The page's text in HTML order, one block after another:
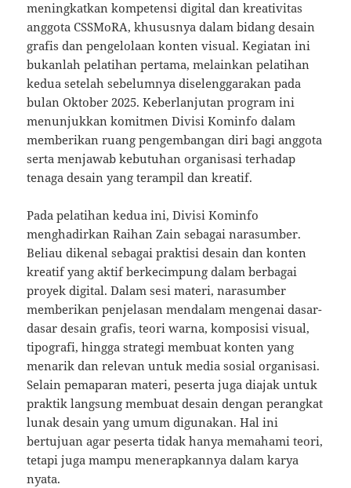
meningkatkan kompetensi digital dan kreativitas
anggota CSSMoRA, khususnya dalam bidang desain
grafis dan pengelolaan konten visual. Kegiatan ini
bukanlah pelatihan pertama, melainkan pelatihan
kedua setelah sebelumnya diselenggarakan pada
bulan Oktober 2025. Keberlanjutan program ini
menunjukkan komitmen Divisi Kominfo dalam
memberikan ruang pengembangan diri bagi anggota
serta menjawab kebutuhan organisasi terhadap
tenaga desain yang terampil dan kreatif.
Pada pelatihan kedua ini, Divisi Kominfo
menghadirkan Raihan Zain sebagai narasumber.
Beliau dikenal sebagai praktisi desain dan konten
kreatif yang aktif berkecimpung dalam berbagai
proyek digital. Dalam sesi materi, narasumber
memberikan penjelasan mendalam mengenai dasar-
dasar desain grafis, teori warna, komposisi visual,
tipografi, hingga strategi membuat konten yang
menarik dan relevan untuk media sosial organisasi.
Selain pemaparan materi, peserta juga diajak untuk
praktik langsung membuat desain dengan perangkat
lunak desain yang umum digunakan. Hal ini
bertujuan agar peserta tidak hanya memahami teori,
tetapi juga mampu menerapkannya dalam karya
nyata.